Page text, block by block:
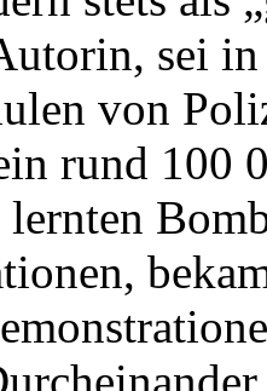
sei
von
rund 100